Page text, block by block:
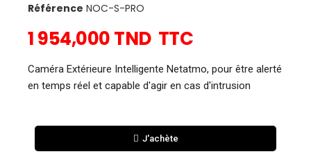
Référence NOC-S-PRO
1 954,000 TND TTC
Caméra Extérieure Intelligente Netatmo, pour être alerté
en temps réel et capable d'agir en cas d'intrusion
J'achète